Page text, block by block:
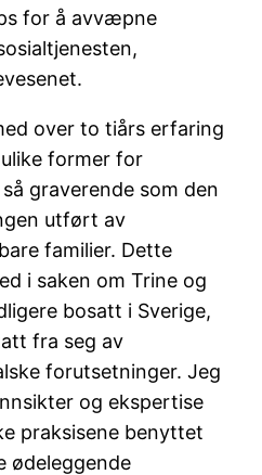
for å avvæpne
over to tiårs erfaring
former for
graverende som den
utført av
familier. Dette
i saken om Trine og
bosatt i Sverige,
fra seg av
forutsetninger. Jeg
og ekspertise
praksisene benyttet
ødeleggende